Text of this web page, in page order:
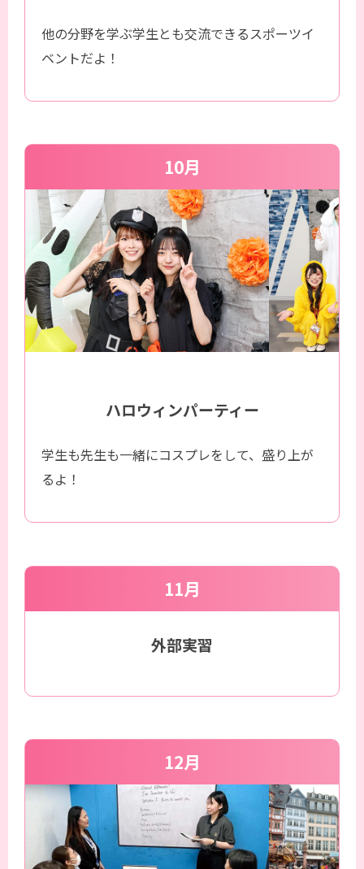
他の分野を学ぶ学生とも交流できるスポーツイ
ベントだよ！
10月
ハロウィンパーティー
学生も先生も一緒にコスプレをして、盛り上が
るよ！
11月
外部実習
12月